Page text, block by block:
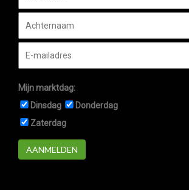
Mijn marktdag:
Dinsdag
Donderdag
Zaterdag
AANMELDEN